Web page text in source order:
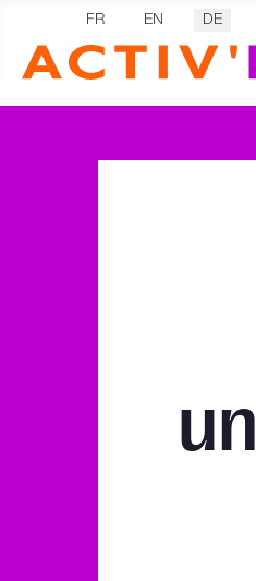
Sprache auswählen
FR EN DE
un